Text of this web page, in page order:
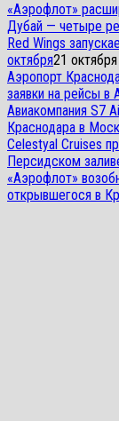
«Аэрофлот»
Дубай — четыре
Red Wings
октября21
Аэропорт
заявки на рейсы в
Авиакомпания S7
Краснодара в
Celestyal Cruises
Персидском
«Аэрофлот»
открывшегося в